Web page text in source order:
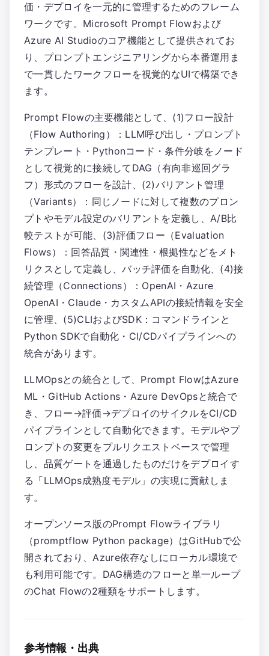
価・デプロイを一元的に管理するためのフレーム
ワークです。Microsoft Prompt Flowおよび
Azure AI Studioのコア機能として提供されてお
り、プロンプトエンジニアリングから本番運用ま
で一貫したワークフローを視覚的なUIで構築でき
ます。
Prompt Flowの主要機能として、(1)フロー設計
（Flow Authoring）：LLM呼び出し・プロンプト
テンプレート・Pythonコード・条件分岐をノード
として視覚的に接続してDAG（有向非巡回グラ
フ）形式のフローを設計、(2)バリアント管理
（Variants）：同じノードに対して複数のプロン
プトやモデル設定のバリアントを定義し、A/B比
較テストが可能、(3)評価フロー（Evaluation
Flows）：回答品質・関連性・根拠性などをメト
リクスとして定義し、バッチ評価を自動化、(4)接
続管理（Connections）：OpenAI・Azure
OpenAI・Claude・カスタムAPIの接続情報を安全
に管理、(5)CLIおよびSDK：コマンドラインと
Python SDKで自動化・CI/CDパイプラインへの
統合があります。
LLMOpsとの統合として、Prompt FlowはAzure
ML・GitHub Actions・Azure DevOpsと統合で
き、フロー→評価→デプロイのサイクルをCI/CD
パイプラインとして自動化できます。モデルやプ
ロンプトの変更をプルリクエストベースで管理
し、品質ゲートを通過したものだけをデプロイす
る「LLMOps成熟度モデル」の実現に貢献しま
す。
オープンソース版のPrompt Flowライブラリ
（promptflow Python package）はGitHubで公
開されており、Azure依存なしにローカル環境で
も利用可能です。DAG構造のフローと単一ループ
のChat Flowの2種類をサポートします。
参考情報・出典